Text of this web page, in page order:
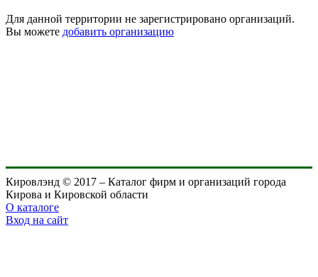
Для данной территории не зарегистрировано организаций.
Вы можете добавить организацию
Кировлэнд © 2017 – Каталог фирм и организаций города
Кирова и Кировской области
О каталоге
Вход на сайт